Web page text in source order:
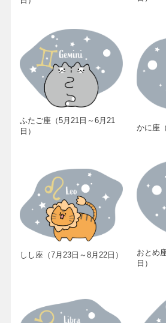
ふたご座（5月21日～6月21
日）
かに座
しし座（7月23日～8月22日）
おとめ
日）